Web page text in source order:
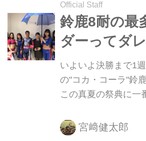
宝"があったら、ぜ
チャレンジしてくだ
Official Staff
鈴鹿8耐の最
ダーってダ
いよいよ決勝まで1
の"コカ・コーラ"鈴
この真夏の祭典に一
んはご存知でしょう
宮﨑健太郎